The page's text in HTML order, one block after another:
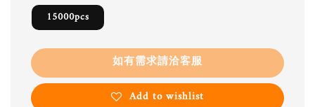
15000pcs
如有需求請洽客服
Add to wishlist